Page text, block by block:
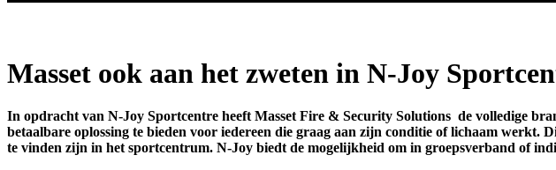
Masset ook aan het zweten in N-Joy
In opdracht van N-Joy Sportcentre heeft Masset Fire & Security Solutions de volledige
betaalbare oplossing te bieden voor iedereen die graag aan zijn conditie of lichaam werkt.
te vinden zijn in het sportcentrum. N-Joy biedt de mogelijkheid om in groepsverband of